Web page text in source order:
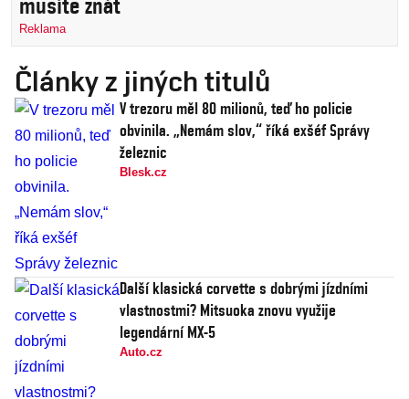
musíte znát
Reklama
Články z jiných titulů
V trezoru měl 80 milionů, teď ho policie
obvinila. „Nemám slov,“ říká exšéf Správy
železnic
Blesk.cz
Další klasická corvette s dobrými jízdními
vlastnostmi? Mitsuoka znovu využije
legendární MX-5
Auto.cz